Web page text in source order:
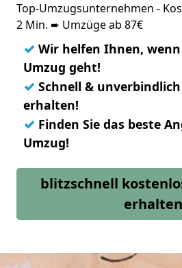
Top-Umzugsunternehmen -
2 Min. ➨ Umzüge ab 87€
✓ Wir helfen Ihnen,
Umzug geht!
✓ Schnell &
erhalten!
✓ Finden Sie das beste
Umzug!
blitzschnell
erhalten